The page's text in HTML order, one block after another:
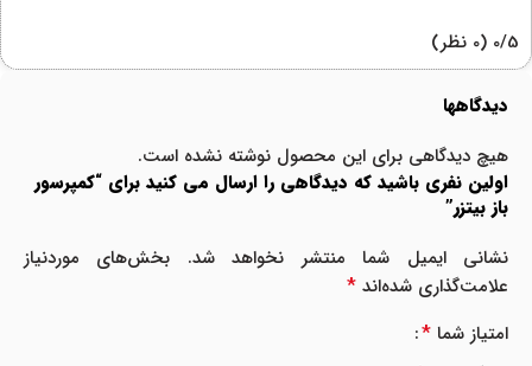
‫0/5 ‫(0 نظر)
دیدگاهها
هیچ دیدگاهی برای این محصول نوشته نشده است.
اولین نفری باشید که دیدگاهی را ارسال می کنید برای “کمپرسور
باز بیتزر”
نشانی ایمیل شما منتشر نخواهد شد.
بخش‌های موردنیاز
علامت‌گذاری شده‌اند *
امتیاز شما *